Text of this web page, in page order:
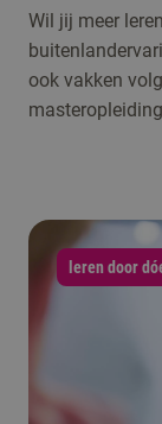
Wil jij meer
ook vakken
leren door